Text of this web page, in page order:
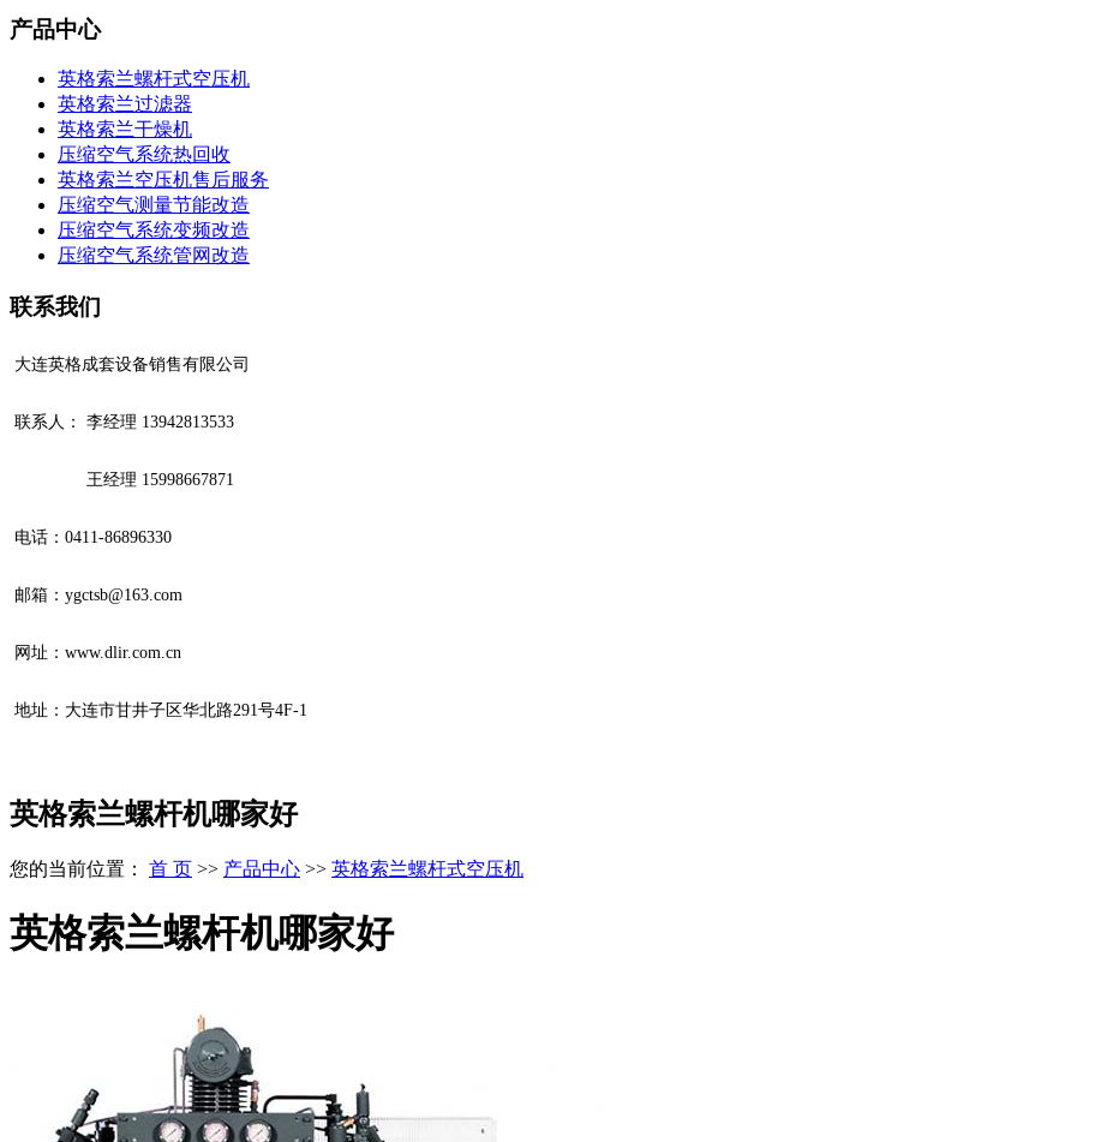
产品中心
英格索兰螺杆式空压机
英格索兰过滤器
英格索兰干燥机
压缩空气系统热回收
英格索兰空压机售后服务
压缩空气测量节能改造
压缩空气系统变频改造
压缩空气系统管网改造
联系我们
大连英格成套设备销售有限公司
联系人： 李经理 13942813533
王经理 15998667871
电话： 0411-86896330
邮箱：ygctsb@163.com
网址：www.dlir.com.cn
地址：大连市甘井子区华北路291号4F-1
英格索兰螺杆机哪家好
您的当前位置： 首 页 >> 产品中心 >> 英格索兰螺杆式空压机
英格索兰螺杆机哪家好